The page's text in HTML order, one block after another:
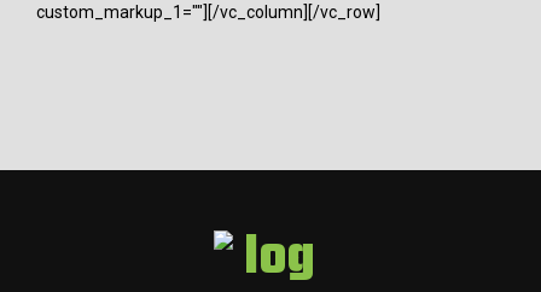
custom_markup_1=""][/vc_column][/vc_row]